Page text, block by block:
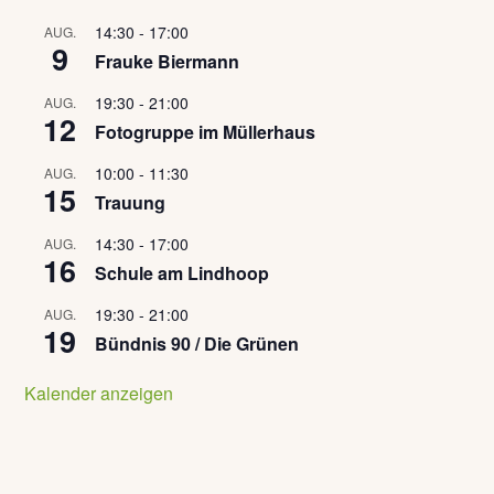
AUG.
9
14:30 - 17:00
Frauke Biermann
AUG.
12
19:30 -21:00
Fotogruppe im Müllerhaus
AUG.
15
10:00 - 11:30
Trauung
AUG.
16
14:30 - 17:00
Schule am Lindhoop
AUG.
19
19:30 -21:00
Bündnis 90 / Die Grünen
Kalender anzeigen